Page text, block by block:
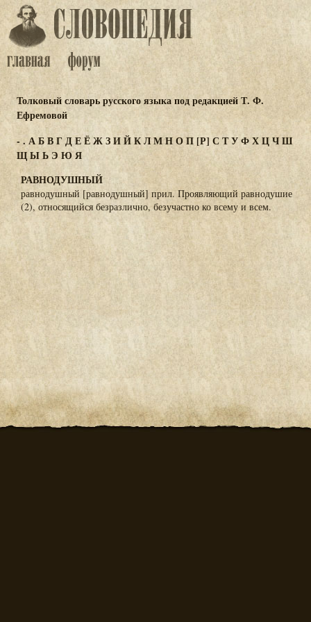
Толковый словарь русского языка под редакцией Т. Ф.
Ефремовой
- . АБВГДЕЁЖЗИЙКЛМНОП [Р] С ТУФХЦЧШ
ЩЫЬЭ ЮЯ
РАВНОДУШНЫЙ
равнодушный [равнодушный] прил. Проявляющий равнодушие
(2), относящийся безразлично, безучастно ко всему и всем.